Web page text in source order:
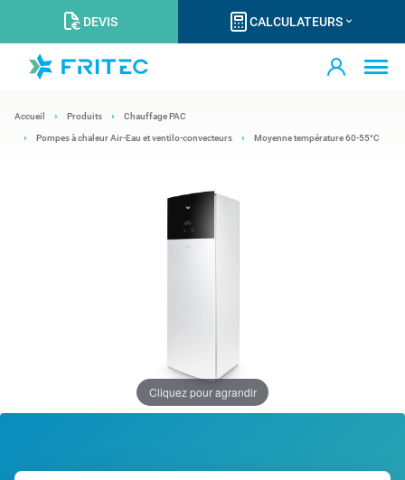
DEVIS CALCULATEURS
Accueil Produits Chauffage PAC
Pompes à chaleur Air-Eau et ventilo-convecteurs Moyenne température 60-55°C
Cliquez pour agrandir